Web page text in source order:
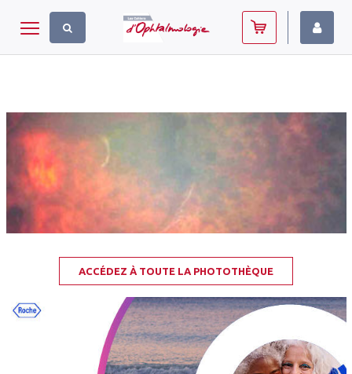
Toggle navigation
ACCÉDEZ À TOUTE LA PHOTOTHÈQUE
Panneau de gestion des cookies